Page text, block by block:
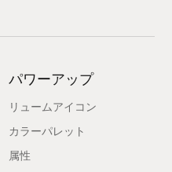
パワーアップ
リュームアイコン
カラーパレット
属性